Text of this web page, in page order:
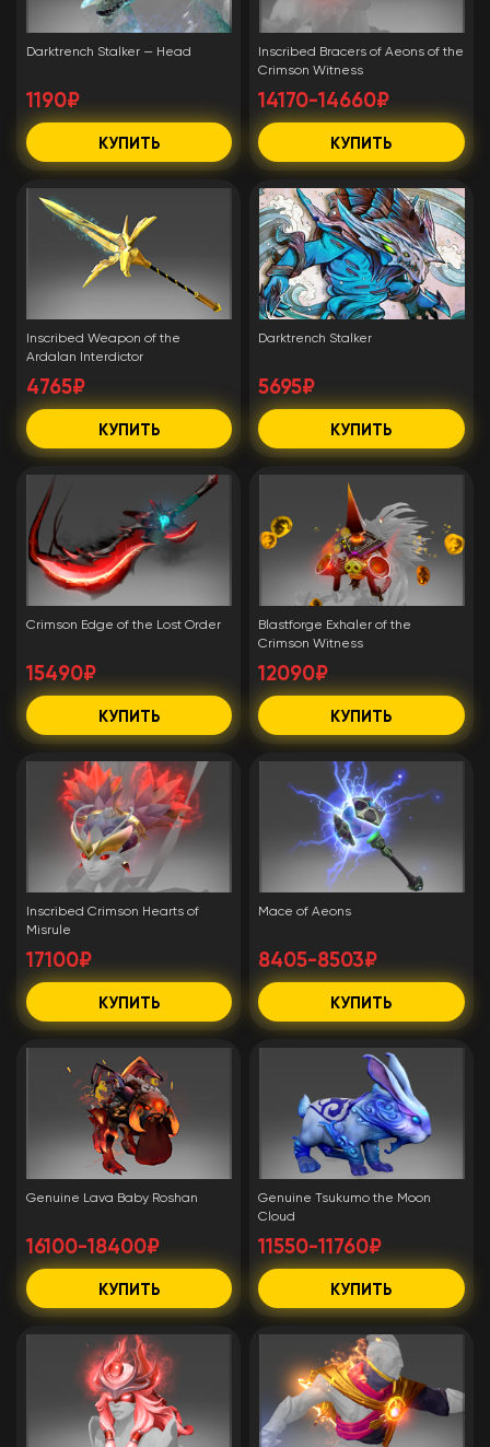
Darktrench Stalker — Head
1190₽
КУПИТЬ
Inscribed Bracers of Aeons of the
Crimson Witness
14170-14660₽
КУПИТЬ
Inscribed Weapon of the
Ardalan Interdictor
4765₽
КУПИТЬ
Darktrench Stalker
5695₽
КУПИТЬ
Crimson Edge of the Lost Order
15490₽
КУПИТЬ
Blastforge Exhaler of the
Crimson Witness
12090₽
КУПИТЬ
Inscribed Crimson Hearts of
Misrule
17100₽
КУПИТЬ
Mace of Aeons
8405-8503₽
КУПИТЬ
Genuine Lava Baby Roshan
16100-18400₽
КУПИТЬ
Genuine Tsukumo the Moon
Cloud
11550-11760₽
КУПИТЬ